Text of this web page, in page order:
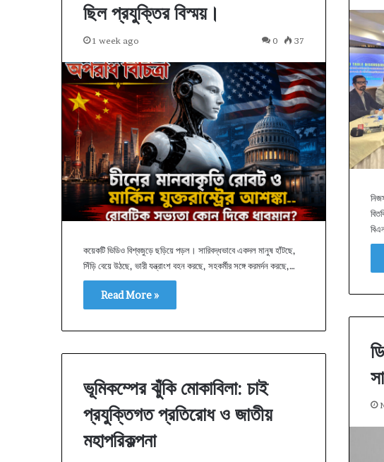
ছিল প্রযুক্তির বিস্ময়।
1 week ago 0 37
কয়েকটি ভিডিও বিশ্বজুড়ে ছড়িয়ে পড়ল। সারিবদ্ধভাবে একদল মানুষ হাঁটছে,
সিঁড়ি বেয়ে উঠছে, ভারী যন্ত্রাংশ বহন করছে, সহকর্মীর সঙ্গে করমর্দন করছে,…
Read More »
ভূমিকম্পের ঝুঁকি মোকাবিলা: চাই
প্রযুক্তিগত প্রতিরোধ ও জাতীয়
মহাপরিকল্পনা